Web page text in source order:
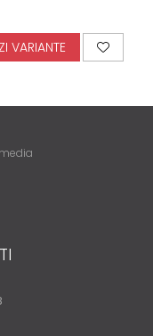
VARIANTE